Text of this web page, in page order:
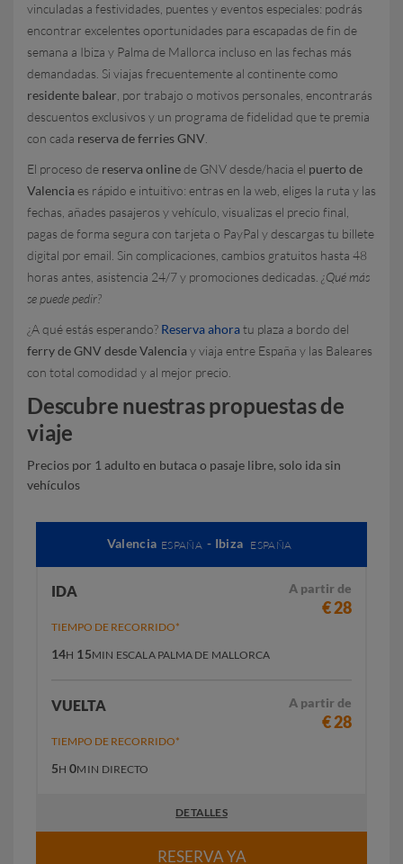
vinculadas a festividades, puentes y eventos especiales: podrás
encontrar excelentes oportunidades para escapadas de fin de
semana a Ibiza y Palma de Mallorca incluso en las fechas más
demandadas. Si viajas frecuentemente al continente como
residente balear , por trabajo o motivos personales, encontrarás
descuentos exclusivos y un programa de fidelidad que te premia
con cada reserva de ferries GNV
El proceso de reserva onlinede GNV desde/hacia el puerto de
Valencia es rápido e intuitivo: entras en la web, eliges la ruta y las
fechas, añades pasajeros y vehículo, visualizas el precio final,
pagas de forma segura con tarjeta o PayPal y descargas tu billete
digital por email. Sin complicaciones, cambios gratuitos hasta 48
horas antes, asistencia 24/7 y promociones dedicadas. ¿Qué más
se puede pedir?
¿A qué estás esperando? Reserva ahoratu plaza a bordo del
ferry de GNV desde Valencia y viaja entre España y las Baleares
con total comodidad y al mejor precio.
Descubre nuestras propuestas de
viaje
Precios por 1 adulto en butaca o pasaje libre, solo ida sin
vehículos
Valencia ESPAÑA - Ibiza ESPAÑA
IDA A partir de
€ 28
TIEMPO DE RECORRIDO*
14H 15MIN ESCALA PALMA DE MALLORCA
VUELTA A partir de
€ 28
TIEMPO DE RECORRIDO*
5H 0MIN DIRECTO
DETALLES
RESERVA YA